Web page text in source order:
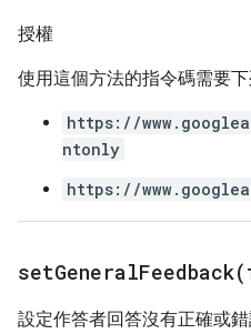
授權
使用這個方法的指令碼需要
https://
ntonly
https://
setGeneralFeedback(
設定作答者回答沒有正確或